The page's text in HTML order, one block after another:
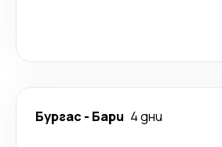
Бургас - Бари 4 дни